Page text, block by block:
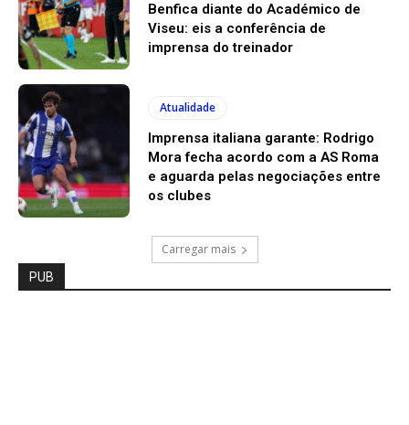
Benfica diante do Académico de
Viseu: eis a conferência de
imprensa do treinador
Atualidade
Imprensa italiana garante: Rodrigo
Mora fecha acordo com a AS Roma
e aguarda pelas negociações entre
os clubes
Carregar mais
PUB